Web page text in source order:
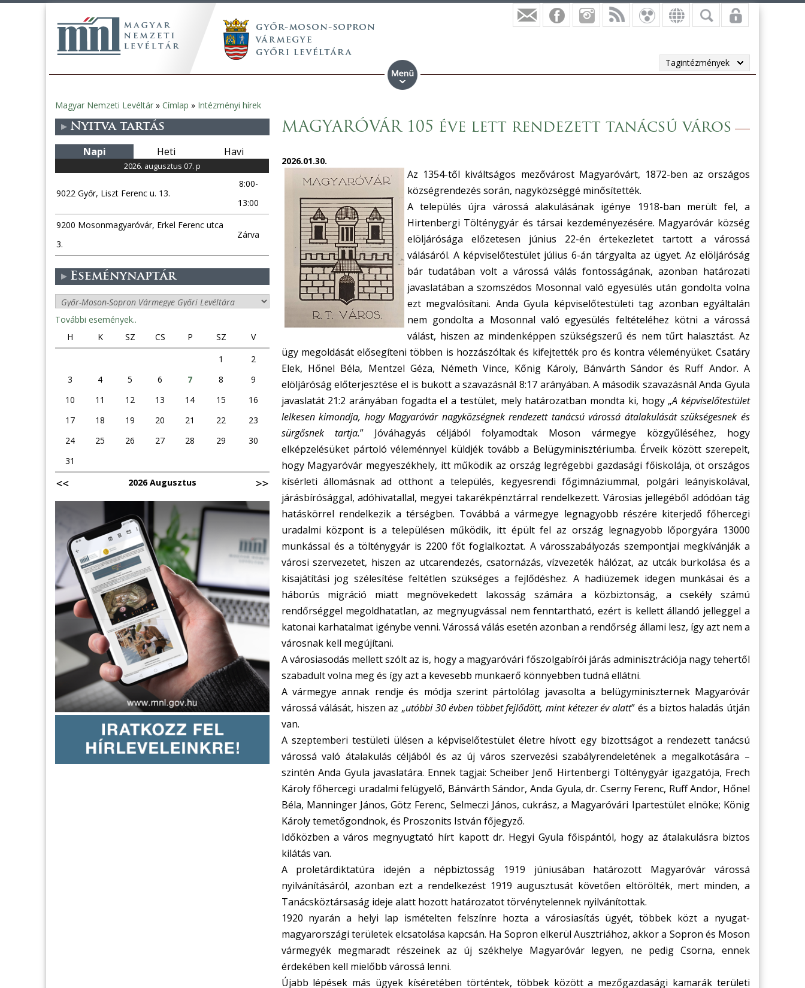
Tagintézmények
Jelenlegi
hely
Magyar Nemzeti Levéltár » Címlap » Intézményi hírek
MAGYARÓVÁR 105 éve lett rendezett tanácsú város
2026.01.30.
Az 1354-től kiváltságos mezővárost Magyaróvárt, 1872-ben az országos
községrendezés során, nagyközséggé minősítették.
A település újra várossá alakulásának igénye 1918-ban merült fel, a
Hirtenbergi Tölténygyár és társai kezdeményezésére. Magyaróvár község
elöljárósága előzetesen június 22-én értekezletet tartott a várossá
válásáról. A képviselőtestület július 6-án tárgyalta az ügyet. Az elöljáróság
bár tudatában volt a várossá válás fontosságának, azonban határozati
javaslatában a szomszédos Mosonnal való egyesülés után gondolta volna
ezt megvalósítani. Anda Gyula képviselőtestületi tag azonban egyáltalán
nem gondolta a Mosonnal való egyesülés feltételéhez kötni a várossá
válást, hiszen az mindenképpen szükségszerű és nem tűrt halasztást. Az
ügy megoldását elősegíteni többen is hozzászóltak és kifejtették pro és kontra véleményüket. Csatáry
Elek, Hőnel Béla, Mentzel Géza, Németh Vince, Kőnig Károly, Bánvárth Sándor és Ruff Andor. A
elöljáróság előterjesztése el is bukott a szavazásnál 8:17 arányában. A második szavazásnál Anda Gyula
javaslatát 21:2 arányában fogadta el a testület, mely határozatban mondta ki, hogy „A képviselőtestület
lelkesen kimondja, hogy Magyaróvár nagyközségnek rendezett tanácsú várossá átalakulását szükségesnek és
sürgősnek tartja.” Jóváhagyás céljából folyamodtak Moson vármegye közgyűléséhez, hogy
elképzelésüket pártoló véleménnyel küldjék tovább a Belügyminisztériumba. Érveik között szerepelt,
hogy Magyaróvár megyeszékhely, itt működik az ország legrégebbi gazdasági főiskolája, öt országos
kísérleti állomásnak ad otthont a település, kegyesrendi főgimnáziummal, polgári leányiskolával,
járásbírósággal, adóhivatallal, megyei takarékpénztárral rendelkezett. Városias jellegéből adódóan tág
hatáskörrel rendelkezik a térségben. Továbbá a vármegye legnagyobb részére kiterjedő főhercegi
uradalmi központ is a településen működik, itt épült fel az ország legnagyobb lőporgyára 13000
munkással és a tölténygyár is 2200 főt foglalkoztat. A városszabályozás szempontjai megkívánják a
városi szervezetet, hiszen az utcarendezés, csatornázás, vízvezeték hálózat, az utcák burkolása és a
kisajátítási jog szélesítése feltétlen szükséges a fejlődéshez. A hadiüzemek idegen munkásai és a
háborús migráció miatt megnövekedett lakosság számára a közbiztonság, a csekély számú
rendőrséggel megoldhatatlan, az megnyugvással nem fenntartható, ezért is kellett állandó jelleggel a
katonai karhatalmat igénybe venni. Várossá válás esetén azonban a rendőrség állami lesz, így azt nem a
városnak kell megújítani.
A városiasodás mellett szólt az is, hogy a magyaróvári főszolgabírói járás adminisztrációja nagy tehertől
szabadult volna meg és így azt a kevesebb munkaerő könnyebben tudná ellátni.
A vármegye annak rendje és módja szerint pártolólag javasolta a belügyminiszternek Magyaróvár
várossá válását, hiszen az „utóbbi 30 évben többet fejlődött, mint kétezer év alatt” és a biztos haladás útján
van.
A szeptemberi testületi ülésen a képviselőtestület életre hívott egy bizottságot a rendezett tanácsú
várossá való átalakulás céljából és az új város szervezési szabályrendeletének a megalkotására –
szintén Anda Gyula javaslatára. Ennek tagjai: Scheiber Jenő Hirtenbergi Tölténygyár igazgatója, Frech
Károly főhercegi uradalmi felügyelő, Bánvárth Sándor, Anda Gyula, dr. Cserny Ferenc, Ruff Andor, Hőnel
Béla, Manninger János, Götz Ferenc, Selmeczi János, cukrász, a Magyaróvári Ipartestület elnöke; König
Károly temetőgondnok, és Proszonits István főjegyző.
Időközben a város megnyugtató hírt kapott dr. Hegyi Gyula főispántól, hogy az átalakulásra biztos
kilátás van.
A proletárdiktatúra idején a népbiztosság 1919 júniusában határozott Magyaróvár várossá
nyilvánításáról, azonban ezt a rendelkezést 1919 augusztusát követően eltörölték, mert minden, a
Tanácsköztársaság ideje alatt hozott határozatot törvénytelennek nyilvánítottak.
1920 nyarán a helyi lap ismételten felszínre hozta a városiasítás ügyét, többek közt a nyugat-
magyarországi területek elcsatolása kapcsán. Ha Sopron elkerül Ausztriához, akkor a Sopron és Moson
vármegyék megmaradt részeinek az új székhelye Magyaróvár legyen, ne pedig Csorna, ennek
érdekében kell mielőbb várossá lenni.
Újabb lépések más ügyek kíséretében történtek, többek között a mezőgazdasági kamarák területi
Nyitva tartás
Napi Heti Havi
2026. augusztus 07. p
9022 Győr, Liszt Ferenc u. 13.
8:00-
13:00
9200 Mosonmagyaróvár, Erkel Ferenc utca
3.
Zárva
Eseménynaptár
További események..
H
K SZ CS P SZ
V
1
2
3
4 5 6 7 8
9
10
11 12 13 14 15
16
17
18 19 20 21 22
23
24
25 26 27 28 29
30
31
2026 Augusztus